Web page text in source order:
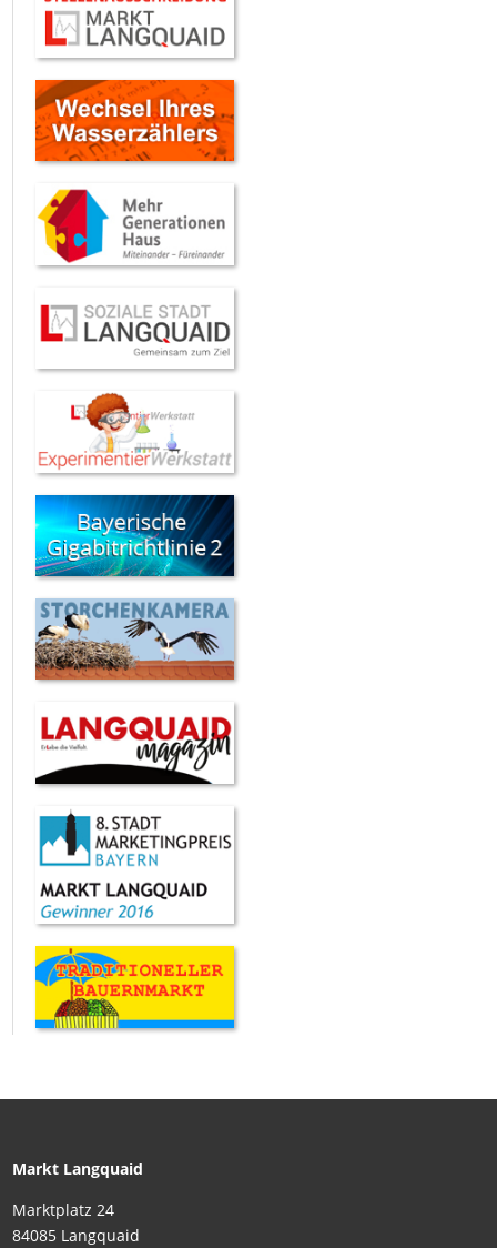
Markt Langquaid
Marktplatz 24
84085 Langquaid